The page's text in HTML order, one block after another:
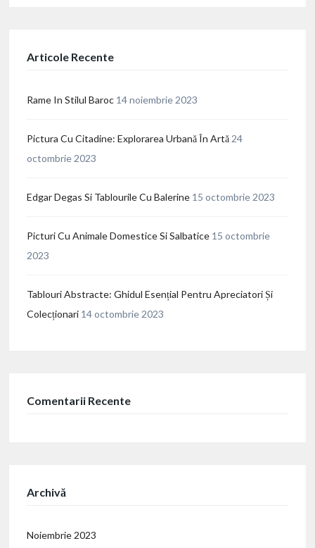
Articole Recente
Rame In Stilul Baroc 14 noiembrie 2023
Pictura Cu Citadine: Explorarea Urbană În Artă 24
octombrie 2023
Edgar Degas Si Tablourile Cu Balerine 15 octombrie 2023
Picturi Cu Animale Domestice Si Salbatice 15 octombrie
2023
Tablouri Abstracte: Ghidul Esențial Pentru Apreciatori Și
Colecționari 14 octombrie 2023
Comentarii Recente
Archivă
Noiembrie 2023